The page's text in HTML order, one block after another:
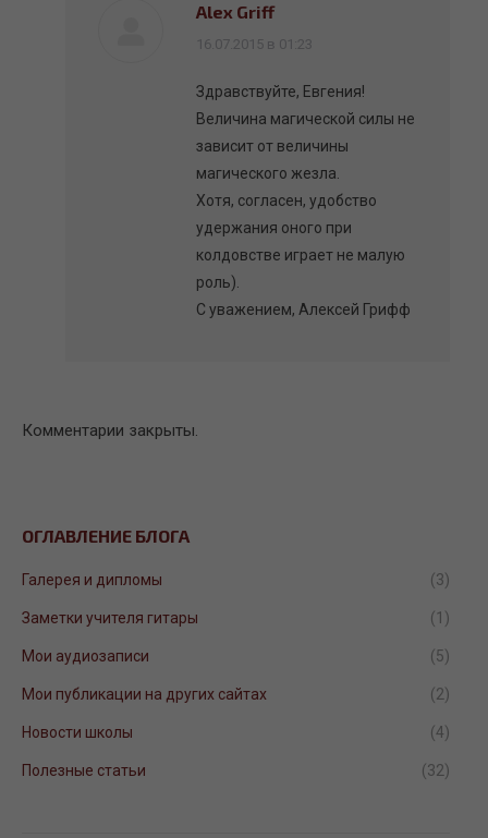
Alex Griff
говорит:
16.07.2015 в 01:23
Здравствуйте, Евгения!
Величина магической силы не
зависит от величины
магического жезла.
Хотя, согласен, удобство
удержания оного при
колдовстве играет не малую
роль).
С уважением, Алексей Грифф
Комментарии закрыты.
ОГЛАВЛЕНИЕ БЛОГА
Галерея и дипломы (3)
Заметки учителя гитары (1)
Мои аудиозаписи (5)
Мои публикации на других сайтах (2)
Новости школы (4)
Полезные статьи (32)